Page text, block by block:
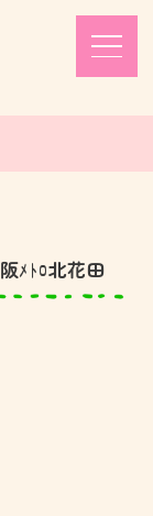
ﾒﾄﾛ北花田